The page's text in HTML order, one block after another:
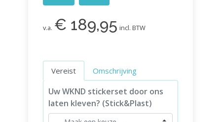
v.a. € 189,95 incl. BTW
Vereist Omschrijving
Uw WKND stickerset door ons
laten kleven? (Stick&Plast)